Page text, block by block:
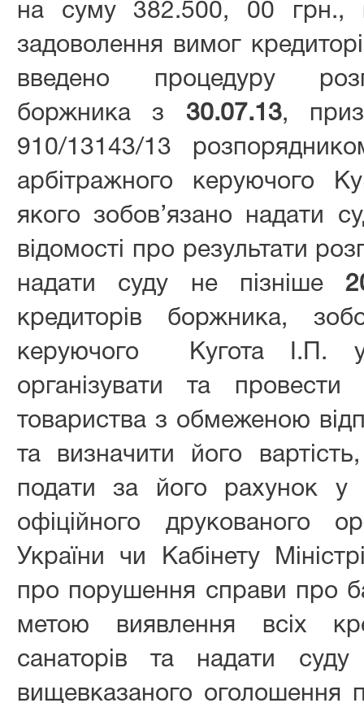
на суму 382.500, 00 грн.,
задоволення вимог
введено процедуру
боржника з 30.07.13,
910/13143/13
арбітражного керуючого
якого зобов’язано надати
відомості про результати
надати суду не пізніше
кредиторів боржника,
керуючого
Кугота
організувати та провести
товариства з обмеженою
та визначити його
подати за його рахунок у
офіційного друкованого
України чи Кабінету
про порушення справи про
метою виявлення всіх
санаторів та надати
вищевказаного оголошення